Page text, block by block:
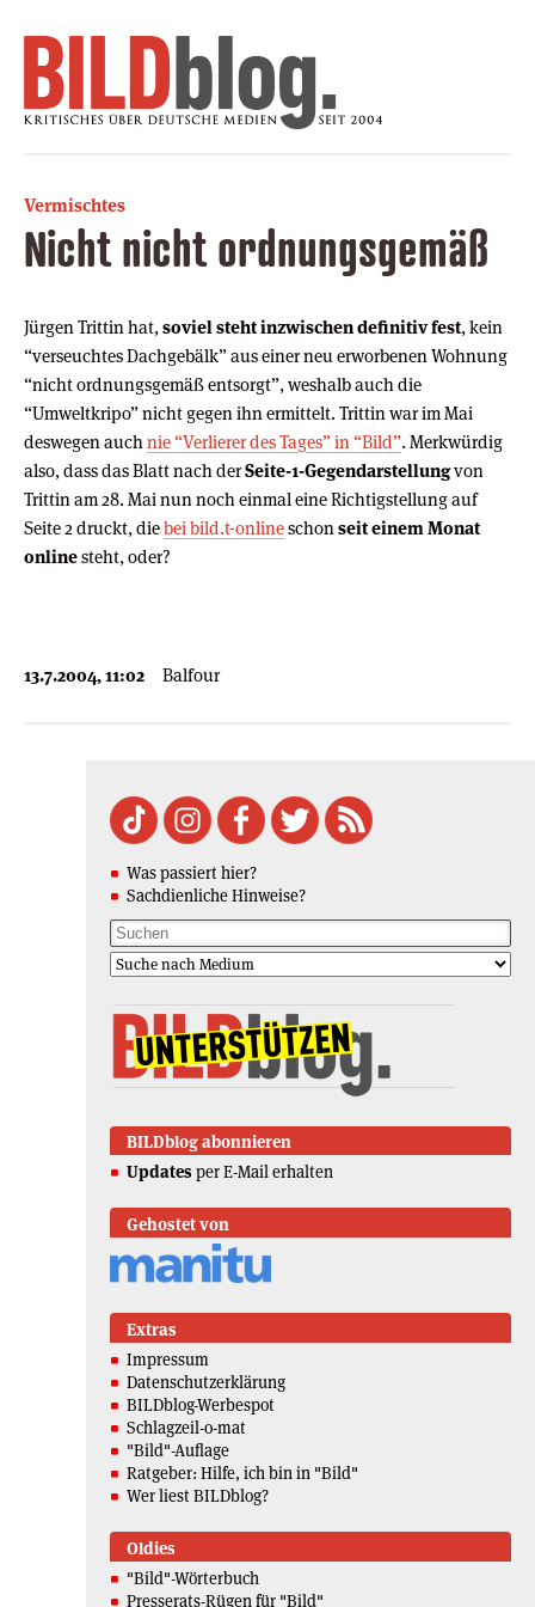
Vermischtes
Nicht nicht ordnungsgemäß
Jürgen Trittin hat, soviel steht inzwischen definitiv fest, kein
“verseuchtes Dachgebälk” aus einer neu erworbenen Wohnung
“nicht ordnungsgemäß entsorgt”, weshalb auch die
“Umweltkripo” nicht gegen ihn ermittelt. Trittin war im Mai
deswegen auch nie “Verlierer des Tages” in “Bild”. Merkwürdig
also, dass das Blatt nach derSeite-1-Gegendarstellungvon
Trittin am 28. Mai nun noch einmal eine Richtigstellung auf
Seite 2 druckt, diebei bild.t-onlineschon seit einem Monat
onlinesteht, oder?
13.7.2004, 11:02 Balfour
Was passiert hier?
Sachdienliche Hinweise?
BILDblog abonnieren
Updates per E-Mail erhalten
Gehostet von
Extras
Impressum
Datenschutzerklärung
BILDblog-Werbespot
Schlagzeil-o-mat
"Bild"-Auflage
Ratgeber: Hilfe, ich bin in "Bild"
Wer liest BILDblog?
Oldies
"Bild"-Wörterbuch
Presserats-Rügen für "Bild"